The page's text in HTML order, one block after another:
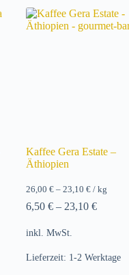
Kaffee Gera Estate –
Äthiopien
26,00 €– 23,10 €/ kg
6,50 €– 23,10 €
inkl. MwSt.
Lieferzeit: 1-2 Werktage